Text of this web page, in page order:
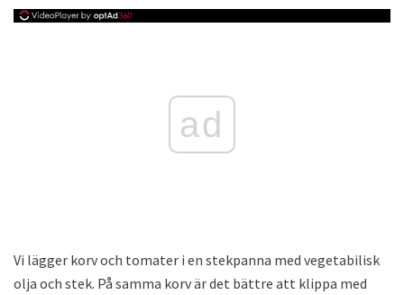
ad
Vi lägger korv och tomater i en stekpanna med vegetabilisk
olja och stek. På samma korv är det bättre att klippa med